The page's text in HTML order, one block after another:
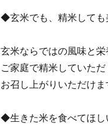
◆玄米でも、精米しても
玄米ならではの風味と栄
ご家庭で精米していた
お召し上がりいただけま
◆生きた米を食べてほし